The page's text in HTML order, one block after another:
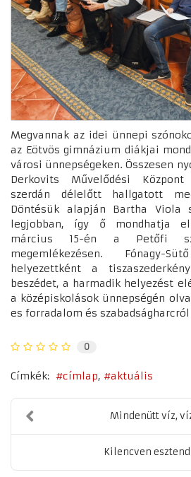
Megvannak az idei ünnepi
az Eötvös gimnázium diákjai
városi ünnepségeken. Összesen
Derkovits Művelődési
szerdán délelőtt hallgatott
Döntésük alapján Bartha Viola
legjobban, így ő mondhatja
március 15-én a Petőfi
megemlékezésen. Fónagy-
helyezettként a
beszédet, a harmadik helyezést
a középiskolások ünnepségén
es forradalom és
0
Címkék: címlap aktuális
Mindenütt víz,
Kilencven